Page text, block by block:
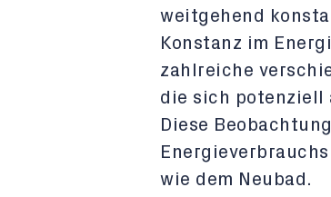
weitgehend
Konstanz im
zahlreiche
die sich potenziell
Diese
wie dem Neubad.